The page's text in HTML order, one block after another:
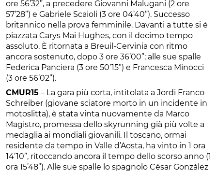
ore 56’32”, a precedere Giovanni Malugani (2 ore
57’28”) e Gabriele Scaioli (3 ore 04’40”). Successo
britannico nella prova femminile. Davanti a tutte si è
piazzata Carys Mai Hughes, con il decimo tempo
assoluto. È ritornata a Breuil-Cervinia con ritmo
ancora sostenuto, dopo 3 ore 36’00”; alle sue spalle
Federica Panciera (3 ore 50’15”) e Francesca Minocci
(3 ore 56’02”).
CMUR15 – La gara più corta, intitolata a Jordi Franco
Schreiber (giovane sciatore morto in un incidente in
motoslitta), è stata vinta nuovamente da Marco
Magistro, promessa dello skyrunning già più volte a
medaglia ai mondiali giovanili. Il toscano, ormai
residente da tempo in Valle d’Aosta, ha vinto in 1 ora
14’10”, ritoccando ancora il tempo dello scorso anno (1
ora 15’48”). Alle sue spalle lo spagnolo César González